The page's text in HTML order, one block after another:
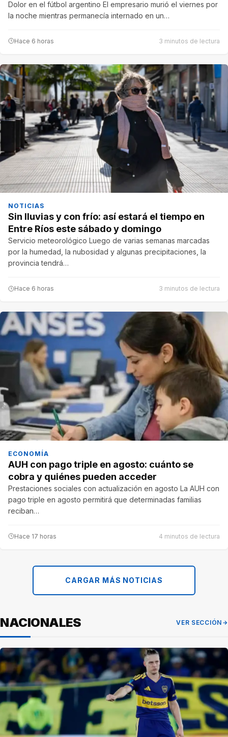
Dolor en el fútbol argentino El empresario murió el viernes por
la noche mientras permanecía internado en un…
Hace 6 horas 3 minutos de lectura
NOTICIAS
Sin lluvias y con frío: así estará el tiempo en
Entre Ríos este sábado y domingo
Servicio meteorológico Luego de varias semanas marcadas
por la humedad, la nubosidad y algunas precipitaciones, la
provincia tendrá…
Hace 6 horas 3 minutos de lectura
ECONOMÍA
AUH con pago triple en agosto: cuánto se
cobra y quiénes pueden acceder
Prestaciones sociales con actualización en agosto La AUH con
pago triple en agosto permitirá que determinadas familias
reciban…
Hace 17 horas 4 minutos de lectura
CARGAR MÁS NOTICIAS
NACIONALES VER SECCIÓN